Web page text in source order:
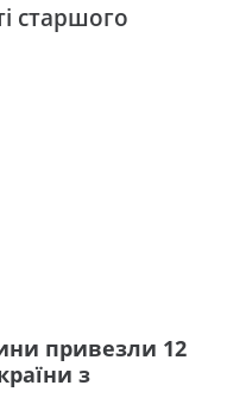
старшого
привезли 12
з